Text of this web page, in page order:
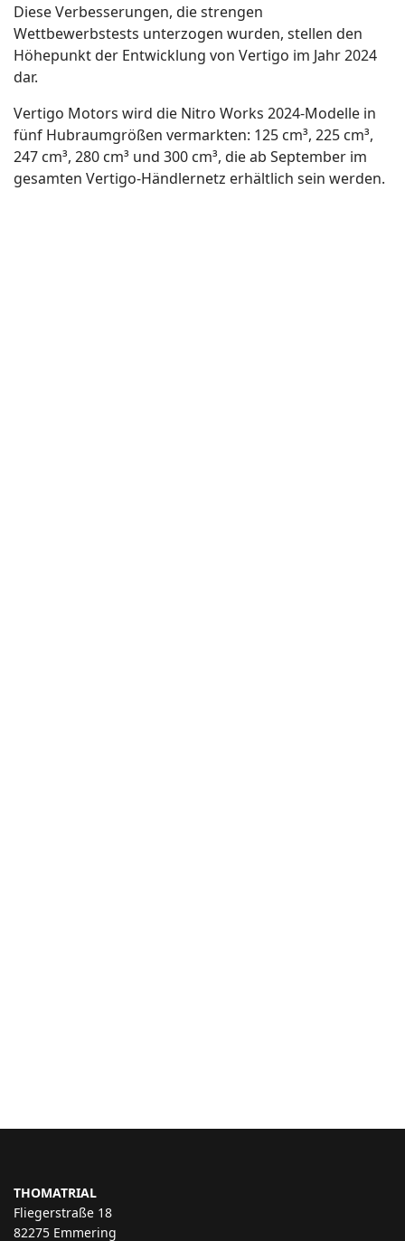
Diese Verbesserungen, die strengen
Wettbewerbstests unterzogen wurden, stellen den
Höhepunkt der Entwicklung von Vertigo im Jahr 2024
dar.
Vertigo Motors wird die Nitro Works 2024-Modelle in
fünf Hubraumgrößen vermarkten: 125 cm³, 225 cm³,
247 cm³, 280 cm³ und 300 cm³, die ab September im
gesamten Vertigo-Händlernetz erhältlich sein werden.
THOMATRIAL
Fliegerstraße 18
82275 Emmering